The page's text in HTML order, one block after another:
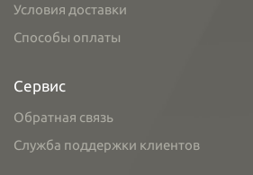
Условия доставки
Способы оплаты
Сервис
Обратная связь
Служба поддержки клиентов